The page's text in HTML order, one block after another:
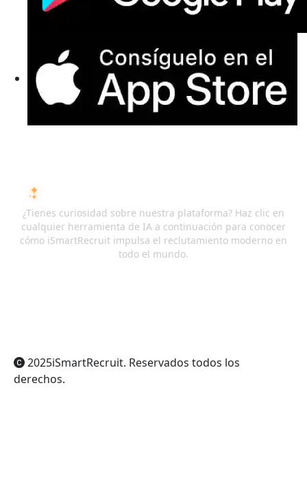
¿Tienes curiosidad sobre nuestra plataforma? Haz clic en
cualquier herramienta de IA a continuación para conocer
cómo iSmartRecruit impulsa el reclutamiento moderno en
todo el mundo.
2025iSmartRecruit. Reservados todos los
derechos.